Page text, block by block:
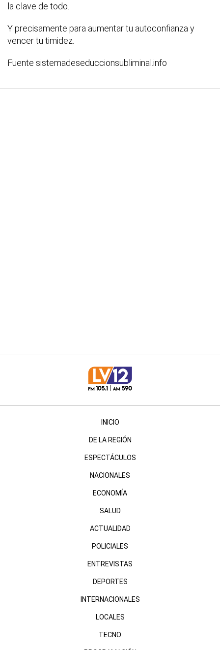
la clave de todo.
Y precisamente para aumentar tu autoconfianza y
vencer tu timidez.
Fuente sistemadeseduccionsubliminal.info
INICIO
DE LA REGIÓN
ESPECTÁCULOS
NACIONALES
ECONOMÍA
SALUD
ACTUALIDAD
POLICIALES
ENTREVISTAS
DEPORTES
INTERNACIONALES
LOCALES
TECNO